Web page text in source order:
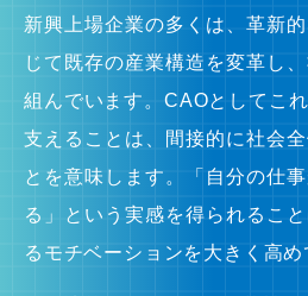
新興上場企業の多くは、革新
じて既存の産業構造を変革し
組んでいます。CAOとしてこ
支えることは、間接的に社会
とを意味します。「自分の仕
る」という実感を得られるこ
るモチベーションを大きく高め